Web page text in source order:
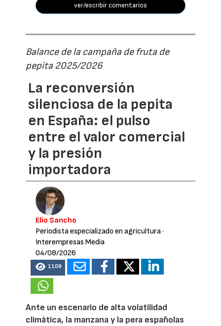
ver/escribir comentarios
Balance de la campaña de fruta de
pepita 2025/2026
La reconversión
silenciosa de la pepita
en España: el pulso
entre el valor comercial
y la presión
importadora
Elio Sancho
Periodista especializado en agricultura·
Interempresas Media
04/08/2026
1109
Ante un escenario de alta volatilidad
climática, la manzana y la pera españolas